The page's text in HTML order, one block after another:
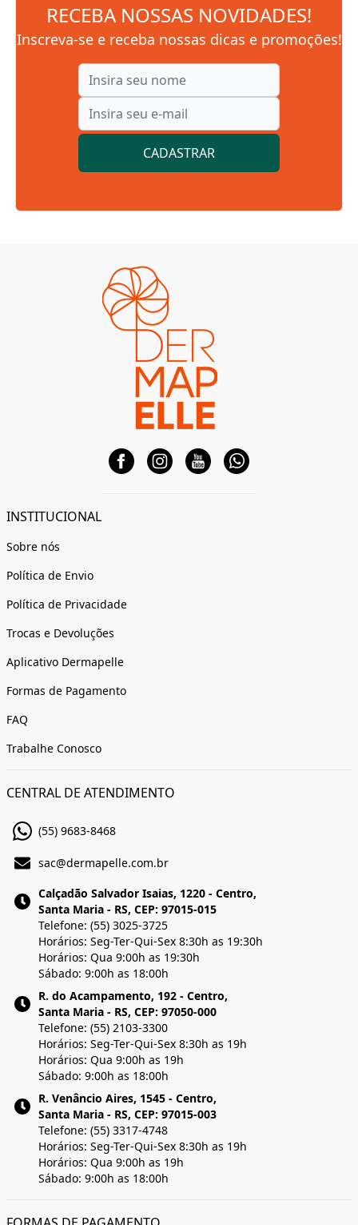
RECEBA NOSSAS NOVIDADES!
Inscreva-se e receba nossas dicas e promoções!
CADASTRAR
INSTITUCIONAL
Sobre nós
Política de Envio
Política de Privacidade
Trocas e Devoluções
Aplicativo Dermapelle
Formas de Pagamento
FAQ
Trabalhe Conosco
CENTRAL DE ATENDIMENTO
(55) 9683-8468
sac@dermapelle.com.br
Calçadão Salvador Isaias, 1220 - Centro,
Santa Maria - RS, CEP: 97015-015
Telefone: (55) 3025-3725
Horários: Seg-Ter-Qui-Sex 8:30h as 19:30h
Horários: Qua 9:00h as 19:30h
Sábado: 9:00h as 18:00h
R. do Acampamento, 192 - Centro,
Santa Maria - RS, CEP: 97050-000
Telefone: (55) 2103-3300
Horários: Seg-Ter-Qui-Sex 8:30h as 19h
Horários: Qua 9:00h as 19h
Sábado: 9:00h as 18:00h
R. Venâncio Aires, 1545 - Centro,
Santa Maria - RS, CEP: 97015-003
Telefone: (55) 3317-4748
Horários: Seg-Ter-Qui-Sex 8:30h as 19h
Horários: Qua 9:00h as 19h
Sábado: 9:00h as 18:00h